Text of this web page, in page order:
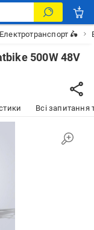
Електротранспорт 🛵
500W 48V
Всі запитання